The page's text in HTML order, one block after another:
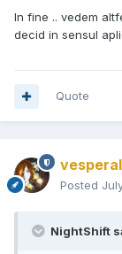
In fine .. vedem
decid in sensul
Quote
Posted
NightShift